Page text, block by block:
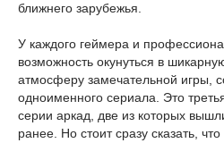
ближнего зарубежья.
У каждого геймера и
возможность окунуться в
атмосферу замечательной игры,
одноименного сериала. Это
серии аркад, две из которых
ранее. Но стоит сразу сказать,